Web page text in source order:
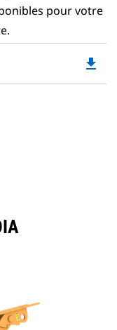
pour votre
file_download